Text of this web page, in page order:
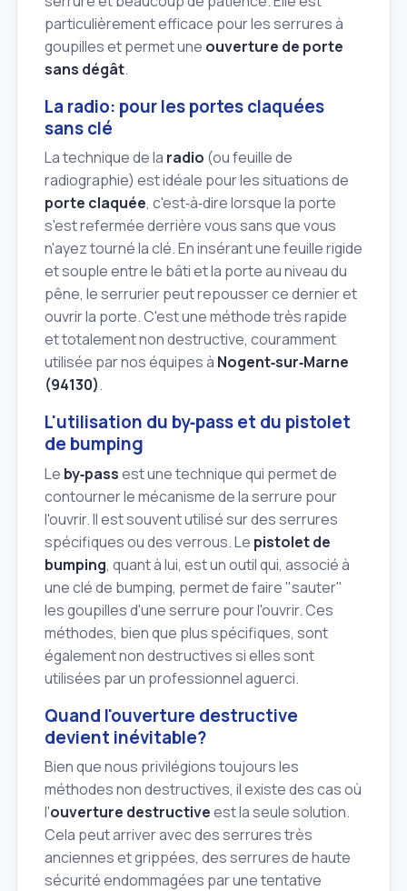
particulièrement efficace pour les serrures à
goupilles et permet une ouverture de porte
sans dégât.
La radio: pour les portes claquées
sans clé
La technique de la radio (ou feuille de
radiographie) est idéale pour les situations de
porte claquée, c'est‑à‑dire lorsque la porte
s'est refermée derrière vous sans que vous
n'ayez tourné la clé. En insérant une feuille rigide
et souple entre le bâti et la porte au niveau du
pêne, le serrurier peut repousser ce dernier et
ouvrir la porte. C'est une méthode très rapide
et totalement non destructive, couramment
utilisée par nos équipes à Nogent‑sur‑Marne
(94130).
L'utilisation du by‑pass et du pistolet
de bumping
Le by‑passest une technique qui permet de
contourner le mécanisme de la serrure pour
l'ouvrir. Il est souvent utilisé sur des serrures
spécifiques ou des verrous. Le pistolet de
bumping, quant à lui, est un outil qui, associé à
une clé de bumping, permet de faire "sauter"
les goupilles d'une serrure pour l'ouvrir. Ces
méthodes, bien que plus spécifiques, sont
également non destructives si elles sont
utilisées par un professionnel aguerci.
Quand l'ouverture destructive
devient inévitable?
Bien que nous privilégions toujours les
méthodes non destructives, il existe des cas où
l'ouverture destructiveest la seule solution.
Cela peut arriver avec des serrures très
anciennes et grippées, des serrures de haute
sécurité endommagées par une tentative